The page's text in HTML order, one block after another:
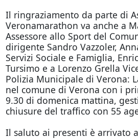
Il ringraziamento da parte di
Veronamarathon va anche a
Assessore allo Sport del
dirigente Sandro Vazzoler,
Servizi Sociale e Famiglia,
Tursimo e a Lorenzo Grella
Polizia Municipale di Verona:
nel comune di Verona con i
9.30 di domenica mattina,
chiusure del traffico con 55
Il saluto ai presenti è arrivato